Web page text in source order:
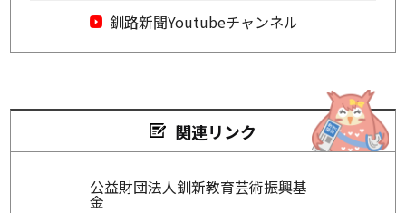
釧路新聞Youtubeチャンネル
関連リンク
公益財団法人釧新教育芸術振興基
金